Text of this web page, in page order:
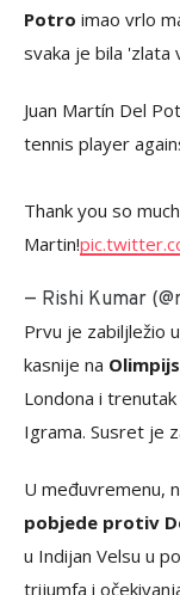
Potro imao vrlo
svaka je bila 'zlata
Juan Martín Del
tennis player
Thank you so
Martin!
— Rishi Kumar
Prvu je zabiljležio
kasnije na
Londona i
Igrama. Susret je
U međuvremenu,
pobjede protiv
u Indijan Velsu u
trijumfa i